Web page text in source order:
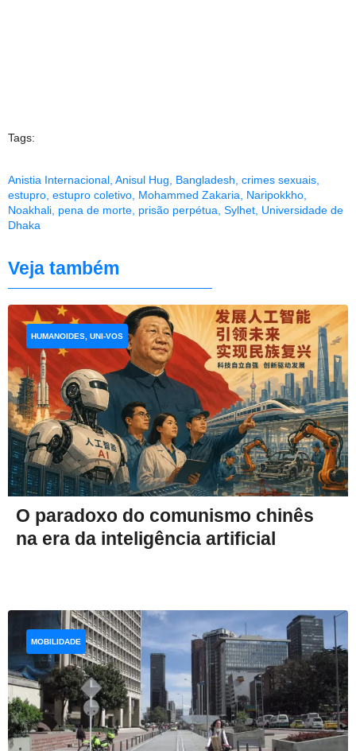
Tags:
Anistia Internacional Anisul Hug Bangladesh crimes sexuais
estupro estupro coletivo Mohammed Zakaria Naripokkho
Noakhali pena de morte prisão perpétua Sylhet Universidade de
Dhaka
Veja também
O paradoxo do comunismo chinês
na era da inteligência artificial
HUMANOIDES, UNI-VOS
MOBILIDADE